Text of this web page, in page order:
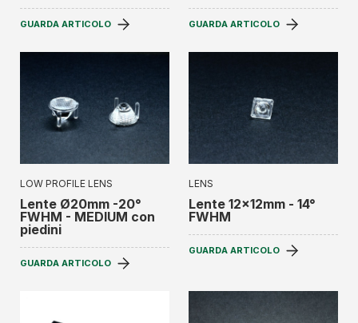
GUARDA ARTICOLO GUARDA ARTICOLO
LOW PROFILE LENS
Lente Ø20mm -20°
FWHM - MEDIUM con
piedini
GUARDA ARTICOLO
LENS
Lente 12x12mm - 14°
FWHM
GUARDA ARTICOLO